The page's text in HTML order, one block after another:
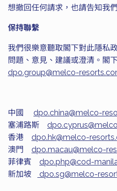
想撤回任何請求，也請告知我
保持聯繫
我們很樂意聽取閣下對此隱私
問題、意見、建議或澄清。閣
dpo.group@melco-
中國 dpo.china@melco-
塞浦路斯
香港 dpo.hk@melco-
澳門 dpo.macau@melco-
菲律賓 dpo.php@cod-
新加坡
dpo.sg@melco-